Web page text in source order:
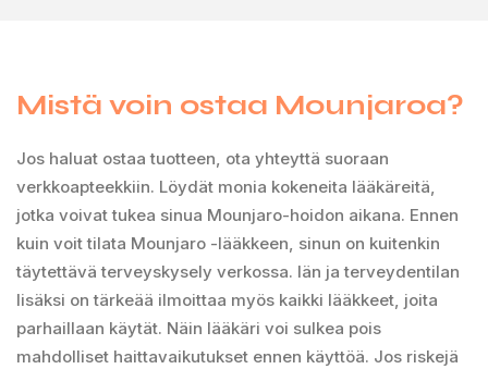
Mistä voin ostaa Mounjaroa?
Jos haluat ostaa tuotteen, ota yhteyttä suoraan
verkkoapteekkiin. Löydät monia kokeneita lääkäreitä,
jotka voivat tukea sinua Mounjaro-hoidon aikana. Ennen
kuin voit tilata Mounjaro -lääkkeen, sinun on kuitenkin
täytettävä terveyskysely verkossa. Iän ja terveydentilan
lisäksi on tärkeää ilmoittaa myös kaikki lääkkeet, joita
parhaillaan käytät. Näin lääkäri voi sulkea pois
mahdolliset haittavaikutukset ennen käyttöä. Jos riskejä